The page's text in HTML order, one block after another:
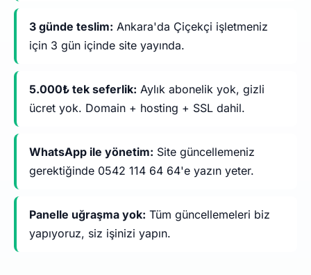
3 günde teslim: Ankara'da Çiçekçi işletmeniz
için 3 gün içinde site yayında.
5.000₺ tek seferlik: Aylık abonelik yok, gizli
ücret yok. Domain + hosting + SSL dahil.
WhatsApp ile yönetim: Site güncellemeniz
gerektiğinde 0542 114 64 64'e yazın yeter.
Panelle uğraşma yok: Tüm güncellemeleri biz
yapıyoruz, siz işinizi yapın.